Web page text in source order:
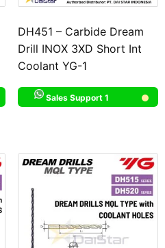
DH451 – Carbide Dream
Drill INOX 3XD Short Int
Coolant YG-1
Sales Support 1